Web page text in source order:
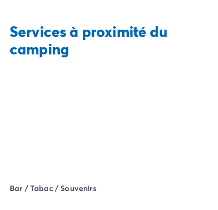
Services à proximité du
camping
Bar / Tabac / Souvenirs